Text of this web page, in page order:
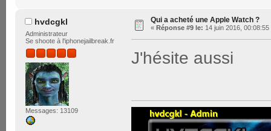
hvdcgkl
Administrateur
Se shoote à l'iphonejailbreak.fr
Messages: 13109
Qui a acheté une Apple Watch ?
« Réponse #9 le: 14 juin 2016, 00:08:55
J'hésite aussi